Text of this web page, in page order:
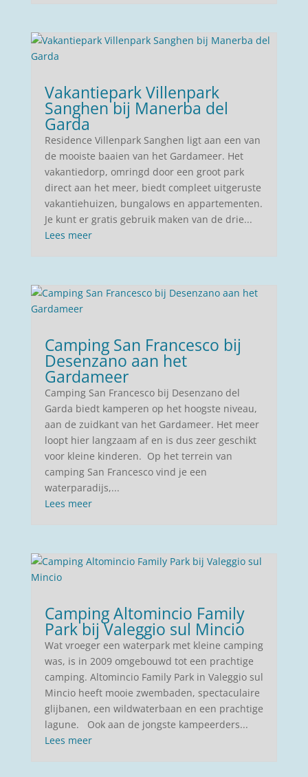
Vakantiepark Villenpark
Sanghen bij Manerba del
Garda
Residence Villenpark Sanghen ligt aan een van
de mooiste baaien van het Gardameer. Het
vakantiedorp, omringd door een groot park
direct aan het meer, biedt compleet uitgeruste
vakantiehuizen, bungalows en appartementen.
Je kunt er gratis gebruik maken van de drie...
Lees meer
Camping San Francesco bij
Desenzano aan het
Gardameer
Camping San Francesco bij Desenzano del
Garda biedt kamperen op het hoogste niveau,
aan de zuidkant van het Gardameer. Het meer
loopt hier langzaam af en is dus zeer geschikt
voor kleine kinderen. Op het terrein van
camping San Francesco vind je een
waterparadijs,...
Lees meer
Camping Altomincio Family
Park bij Valeggio sul Mincio
Wat vroeger een waterpark met kleine camping
was, is in 2009 omgebouwd tot een prachtige
camping. Altomincio Family Park in Valeggio sul
Mincio heeft mooie zwembaden, spectaculaire
glijbanen, een wildwaterbaan en een prachtige
lagune. Ook aan de jongste kampeerders...
Lees meer